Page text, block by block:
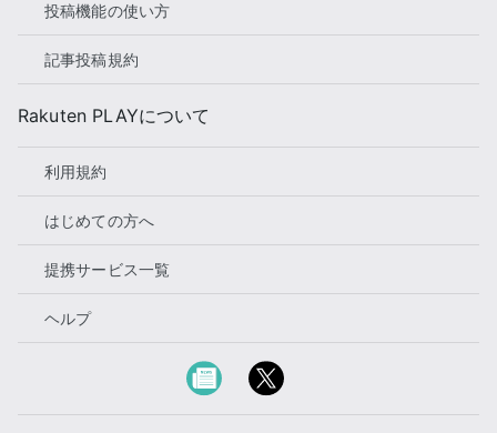
投稿機能の使い方
記事投稿規約
Rakuten PLAYについて
利用規約
はじめての方へ
提携サービス一覧
ヘルプ